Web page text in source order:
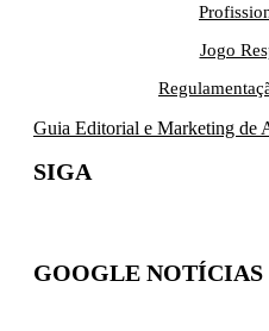
Jogo
Guia Editorial e Marketing de
SIGA
GOOGLE NOTÍCIAS